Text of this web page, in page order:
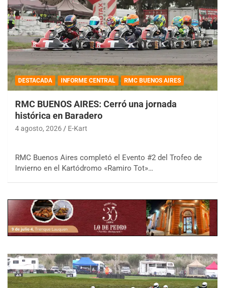
DESTACADA INFORME CENTRAL RMC BUENOS AIRES
RMC BUENOS AIRES: Cerró una jornada
histórica en Baradero
4 agosto, 2026 E-Kart
RMC Buenos Aires completó el Evento #2 del Trofeo de
Invierno en el Kartódromo «Ramiro Tot»…